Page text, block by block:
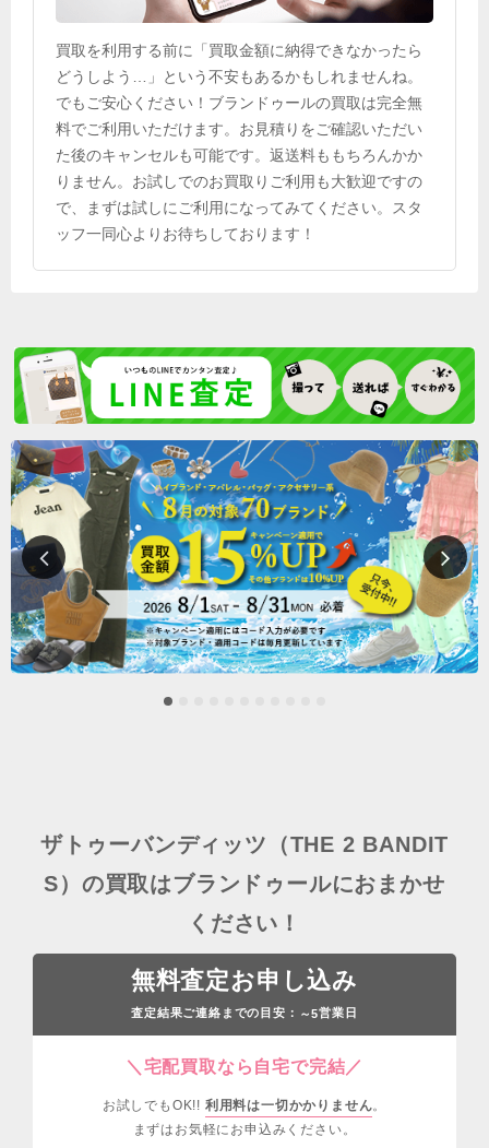
買取を利用する前に「買取金額に納得できなかったら
どうしよう…」という不安もあるかもしれませんね。
でもご安心ください！ブランドゥールの買取は完全無
料でご利用いただけます。お見積りをご確認いただい
た後のキャンセルも可能です。返送料ももちろんかか
りません。お試しでのお買取りご利用も大歓迎ですの
で、まずは試しにご利用になってみてください。スタ
ッフ一同心よりお待ちしております！
ザトゥーバンディッツ（THE 2 BANDIT
S）の買取はブランドゥールにおまかせ
ください！
無料査定お申し込み
査定結果ご連絡までの目安： ～5営業日
＼宅配買取なら自宅で完結／
お試しでもOK!! 利用料は一切かかりません。
まずはお気軽にお申込みください。